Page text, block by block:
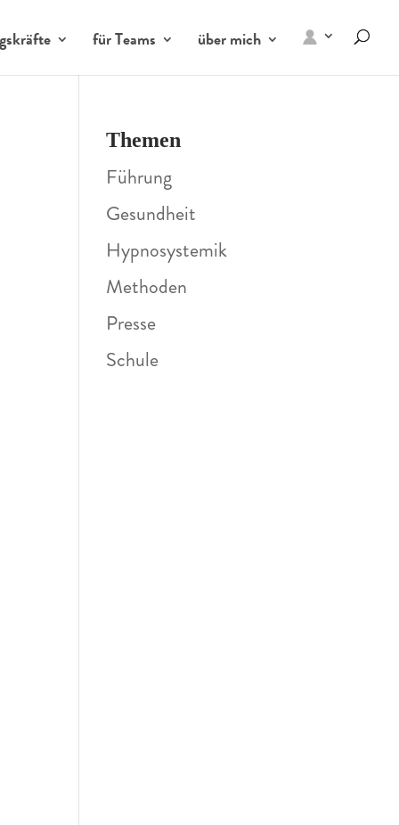
für Teams über mich
Themen
Führung
Gesundheit
Hypnosystemik
Methoden
Presse
Schule